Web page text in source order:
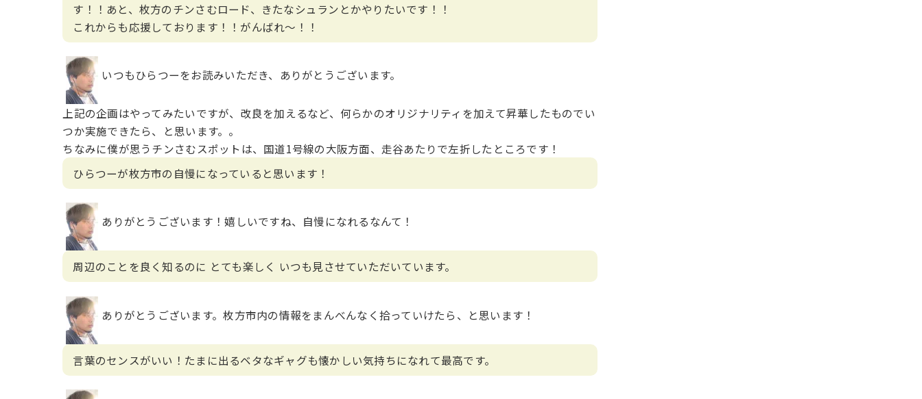
す！！あと、枚方のチンさむロード、きたなシュランとかやりたいです！！
これからも応援しております！！がんばれ〜！！
いつもひらつーをお読みいただき、ありがとうございます。
上記の企画はやってみたいですが、改良を加えるなど、何らかのオリジナリティを加えて昇華したものでい
つか実施できたら、と思います。。
ちなみに僕が思うチンさむスポットは、国道1号線の大阪方面、走谷あたりで左折したところです！
ひらつーが枚方市の自慢になっていると思います！
ありがとうございます！嬉しいですね、自慢になれるなんて！
周辺のことを良く知るのに とても楽しく いつも見させていただいています。
ありがとうございます。枚方市内の情報をまんべんなく拾っていけたら、と思います！
言葉のセンスがいい！たまに出るベタなギャグも懐かしい気持ちになれて最高です。